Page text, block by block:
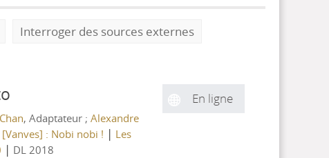
Interroger des sources externes
, Adaptateur ; Alexandre
[Vanves] : Nobi nobi ! | Les
| DL 2018
En ligne